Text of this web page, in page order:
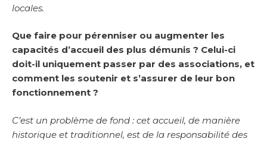
locales.
Que faire pour pérenniser ou augmenter les
capacités d’accueil des plus démunis ? Celui-ci
doit-il uniquement passer par des associations, et
comment les soutenir et s’assurer de leur bon
fonctionnement ?
C’est un problème de fond : cet accueil, de manière
historique et traditionnel, est de la responsabilité des